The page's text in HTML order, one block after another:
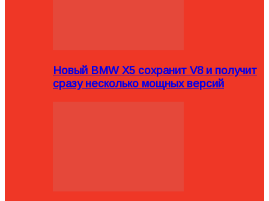
Новый BMW X5 сохранит V8 и получит
сразу несколько мощных версий